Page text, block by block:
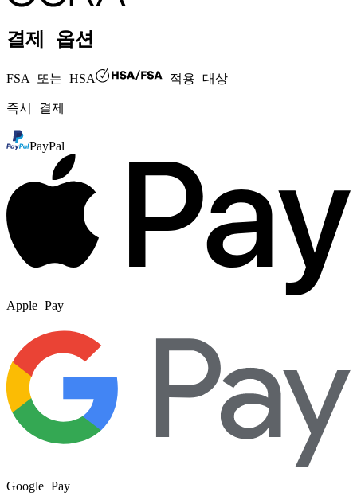
결제 옵션
FSA 또는 HSA 적용 대상
즉시 결제
PayPal
Apple Pay
Google Pay